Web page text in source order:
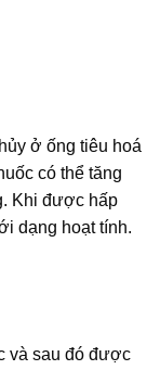
ở ống tiêu hoá
có thể tăng
Khi được hấp
dạng hoạt tính.
và sau đó được